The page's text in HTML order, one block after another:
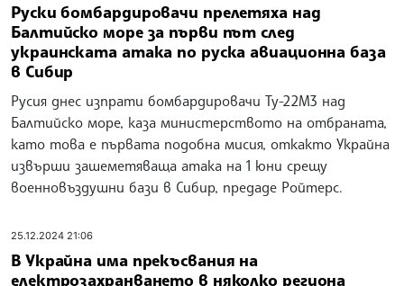
Руски бомбардировачи прелетяха над
Балтийско море за първи път след
украинската атака по руска авиационна база
в Сибир
Русия днес изпрати бомбардировачи Ту-22М3 над
Балтийско море, каза министерството на отбраната,
като това е първата подобна мисия, откакто Украйна
извърши зашеметяваща атака на 1 юни срещу
военновъздушни бази в Сибир, предаде Ройтерс.
25.12.2024 21:06
В Украйна има прекъсвания на
електрозахранването в няколко региона